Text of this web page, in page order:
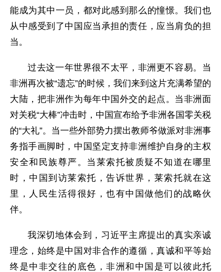
能成为其中一员，都对此感到那么的憧憬。我们也
从中感受到了中国应当承担的责任，应当肩负的担
当。
过去这一年世界很不太平，非洲更不容易。当
非洲再次被“遗忘”的时候，我们来到这片充满希望的
大陆，把非洲作为每年中国外交的起点。当非洲面
对关税“大棒”冲击时，中国宣布给予非洲各国零关税
的“大礼”。当一些外部势力摆出教师爷做派对非洲事
务指手画脚时，中国坚定支持非洲维护自身的主权
安全和民族尊严。当莱索托被质疑不知道在哪里
时，中国到访莱索托，告诉世界，莱索托就在这
里，人民生活得很好，也有中国做他们的战略伙
伴。
我深切地体会到，习近平主席提出的真实亲诚
理念，始终是中国对非合作的遵循，真诚和平等始
终是中非交往的底色，非洲和中国是可以彼此托